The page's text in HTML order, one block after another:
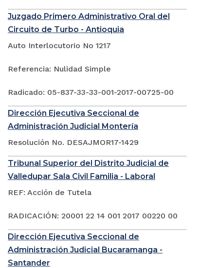
Juzgado Primero Administrativo Oral del
Circuito de Turbo - Antioquia
Auto Interlocutorio No 1217
Referencia: Nulidad Simple
Radicado: 05-837-33-33-001-2017-00725-00
Dirección Ejecutiva Seccional de
Administración Judicial Montería
Resolución No. DESAJMOR17-1429
Tribunal Superior del Distrito Judicial de
Valledupar Sala Civil Familia - Laboral
REF: Acción de Tutela
RADICACIÓN: 20001 22 14 001 2017 00220 00
Dirección Ejecutiva Seccional de
Administración Judicial Bucaramanga -
Santander